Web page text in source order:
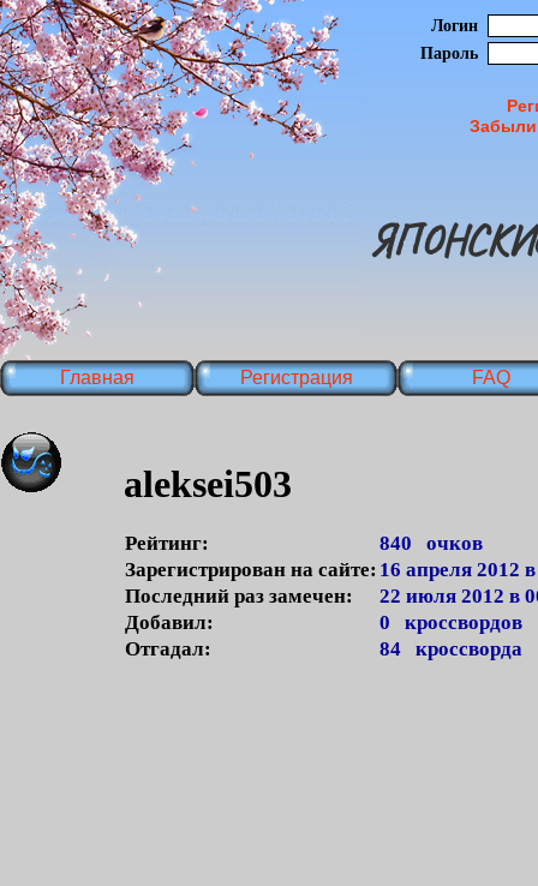
Логин
Пароль
Главная Регистрация FAQ
aleksei503
Рейтинг:
840 очков
Зарегистрирован на сайте: 16 апреля 2012
Последний раз замечен:
22 июля 2012 в
Добавил:
0 кроссвордов
Отгадал:
84 кроссворда